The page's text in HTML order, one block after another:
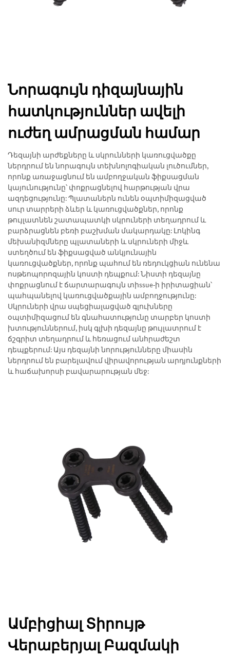
Նորագույն դիզայնային
հատկություններ ավելի
ուժեղ ամրացման համար
Դեզայնի արժեքները և սկրունների կառուցվածքը
ներդրում են նորագույն տեխնոլոգիական լուծումներ,
որոնք առաջացնում են ամբողջական ֆիքսացման
կայունությունը՝ փոքրացնելով հարթության վրա
ազդեցությունը: Պլատաներն ունեն օպտիմիզացված
սուր տարրերի ձևեր և կառուցվածքներ, որոնք
թույլատնեն շատապատկի սկրուների տեղադրում և
բարձրացնեն բեռի բաշխման մակարդակը: Լոկինգ
մեխանիզմները պլատաների և սկրուների միջև
ստեղծում են ֆիքսացված անկյունային
կառուցվածքներ, որոնք պահում են ռեդուկցիան ունենա
ոսթեոպորոզային կոստի դեպքում: Նիստի դեզայնը
փոքրացնում է ճարտարագույն տիssue-ի իրիտացիան՝
պահպանելով կառուցվածքային ամբողջությունը:
Սկրուների վրա սպեցիալացված գլուխները
օպտիմիզացում են գնահատությունը տարբեր կոստի
խտություններում, իսկ գլխի դեզայնը թույլատրում է
ճշգրիտ տեղադրում և հեռացում անհրաժեշտ
դեպքերում: Այս դեզայնի նորությունները միասին
ներդրում են բարելավում վիրավորության արդյունքների
և հաճախորսի բավարարության մեջ:
Ամբիցիալ Տիրույթ
Վերաբերյալ Բազմակի